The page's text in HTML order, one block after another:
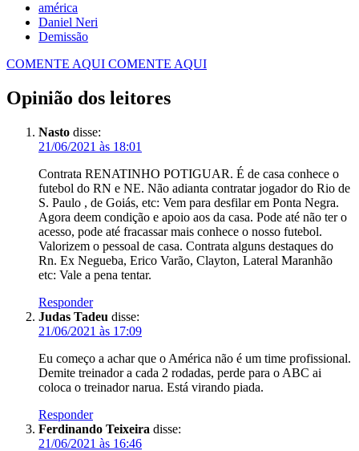
américa
Daniel Neri
Demissão
COMENTE AQUI COMENTE AQUI
Opinião dos leitores
Nasto disse:
21/06/2021 às 18:01
Contrata RENATINHO POTIGUAR. É de casa conhece o
futebol do RN e NE. Não adianta contratar jogador do Rio de
S. Paulo , de Goiás, etc: Vem para desfilar em Ponta Negra.
Agora deem condição e apoio aos da casa. Pode até não ter o
acesso, pode até fracassar mais conhece o nosso futebol.
Valorizem o pessoal de casa. Contrata alguns destaques do
Rn. Ex Negueba, Erico Varão, Clayton, Lateral Maranhão
etc: Vale a pena tentar.
Responder
Judas Tadeu disse:
21/06/2021 às 17:09
Eu começo a achar que o América não é um time profissional.
Demite treinador a cada 2 rodadas, perde para o ABC ai
coloca o treinador narua. Está virando piada.
Responder
Ferdinando Teixeira disse:
21/06/2021 às 16:46